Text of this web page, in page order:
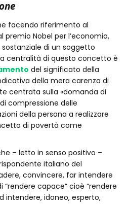
facendo riferimento al
Nobel per l’economia,
sostanziale di un soggetto
centralità di questo concetto è
del significato della
della mera carenza di
centrata sulla «domanda di
compressione delle
della persona a realizzare
di povertà come
– letto in senso positivo –
italiano del
convincere, far intendere
“rendere capace” cioè “rendere
intendere, idoneo, esperto,